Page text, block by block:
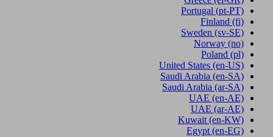
Portugal (pt-PT)
Finland (fi)
Sweden (sv-SE)
Norway (no)
Poland (pl)
United States (en-US)
Saudi Arabia (en-SA)
Saudi Arabia (ar-SA)
UAE (en-AE)
UAE (ar-AE)
Kuwait (en-KW)
Egypt (en-EG)